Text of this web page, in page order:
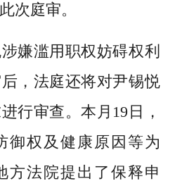
次庭审。
嫌滥用职权妨碍权利
，法庭还将对尹锡悦
行审查。本月19日，
御权及健康原因等为
方法院提出了保释申